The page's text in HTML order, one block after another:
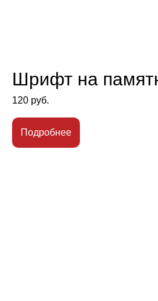
Шрифт на
120 руб.
Подробнее